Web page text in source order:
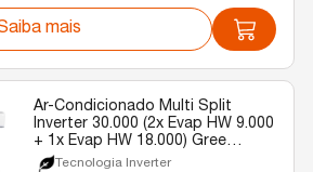
mais
Ar-Condicionado Multi Split
Inverter 30.000 (2x Evap HW 9.000
+ 1x Evap HW 18.000) Gree
Quente/Frio R-32 220v
Tecnologia Inverter